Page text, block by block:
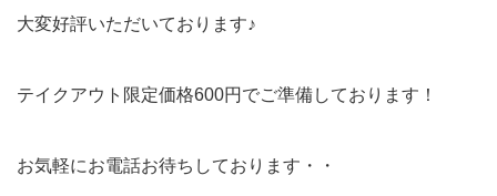
大変好評いただいております♪
テイクアウト限定価格600円でご準備しております！
お気軽にお電話お待ちしております・・